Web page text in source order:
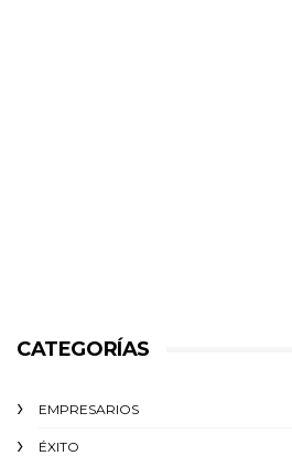
CATEGORÍAS
EMPRESARIOS
ÉXITO‬